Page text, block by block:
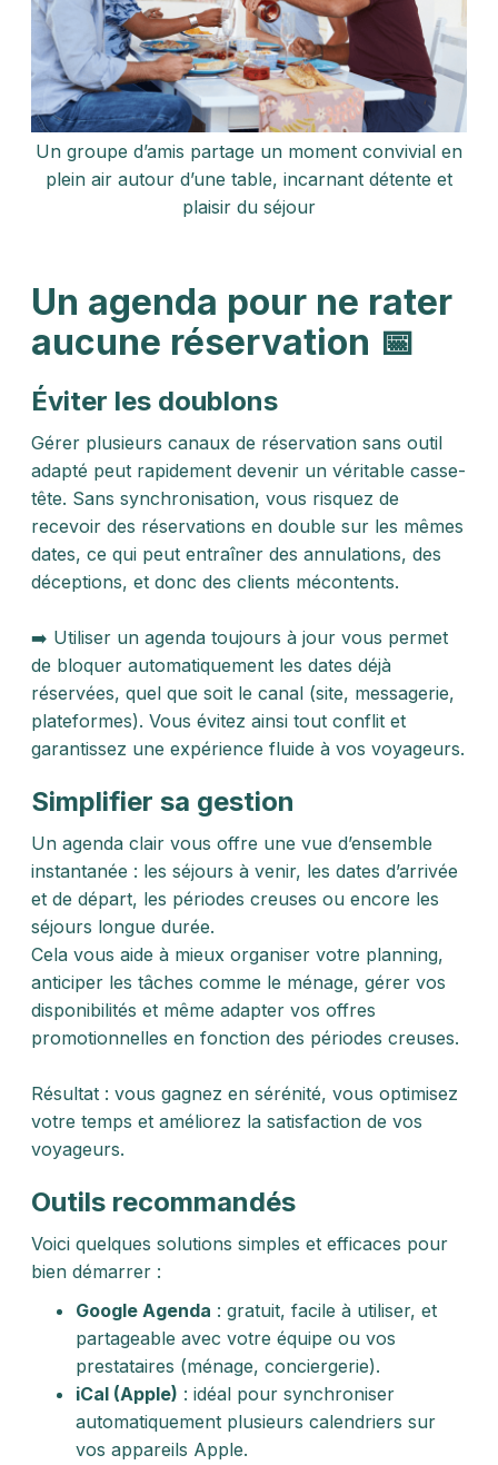
Un groupe d’amis partage un moment convivial en
plein air autour d’une table, incarnant détente et
plaisir du séjour
Un agenda pour ne rater
aucune réservation 📅
Éviter les doublons
Gérer plusieurs canaux de réservation sans outil
adapté peut rapidement devenir un véritable casse-
tête. Sans synchronisation, vous risquez de
recevoir des réservations en double sur les mêmes
dates, ce qui peut entraîner des annulations, des
déceptions, et donc des clients mécontents.
➡️ Utiliser un agenda toujours à jour vous permet
de bloquer automatiquement les dates déjà
réservées, quel que soit le canal (site, messagerie,
plateformes). Vous évitez ainsi tout conflit et
garantissez une expérience fluide à vos voyageurs.
Simplifier sa gestion
Un agenda clair vous offre une vue d’ensemble
instantanée : les séjours à venir, les dates d’arrivée
et de départ, les périodes creuses ou encore les
séjours longue durée.
Cela vous aide à mieux organiser votre planning,
anticiper les tâches comme le ménage, gérer vos
disponibilités et même adapter vos offres
promotionnelles en fonction des périodes creuses.
Résultat : vous gagnez en sérénité, vous optimisez
votre temps et améliorez la satisfaction de vos
voyageurs.
Outils recommandés
Voici quelques solutions simples et efficaces pour
bien démarrer :
Google Agenda : gratuit, facile à utiliser, et
partageable avec votre équipe ou vos
prestataires (ménage, conciergerie).
iCal (Apple) : idéal pour synchroniser
automatiquement plusieurs calendriers sur
vos appareils Apple.